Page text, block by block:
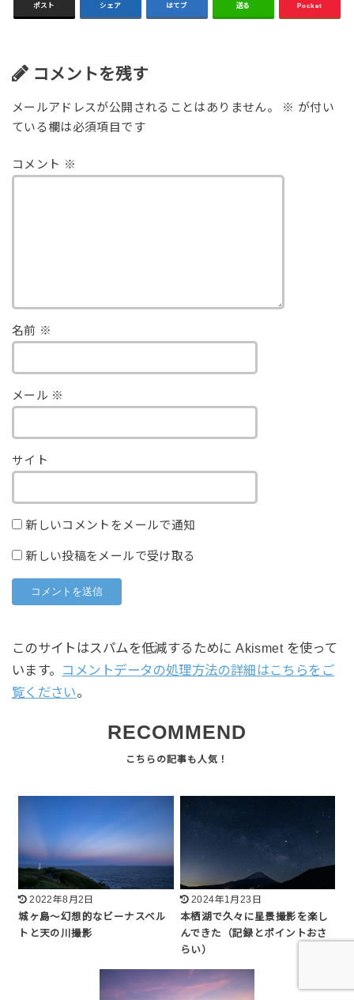
ポスト シェア はてブ 送る Pocket
コメントを残す
メールアドレスが公開されることはありません。 ※ が付い
ている欄は必須項目です
コメント ※
名前 ※
メール ※
サイト
新しいコメントをメールで通知
新しい投稿をメールで受け取る
このサイトはスパムを低減するために Akismet を使って
います。 コメントデータの処理方法の詳細はこちらをご
覧ください。
RECOMMEND
2022年8月2日
城ヶ島～幻想的なビーナスベル
トと天の川撮影
2024年1月23日
本栖湖で久々に星景撮影を楽し
んできた（記録とポイントおさ
らい）